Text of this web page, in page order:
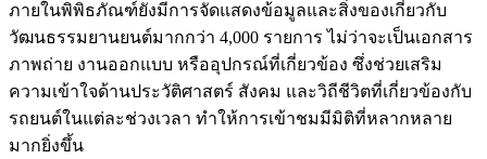
ภายในพิพิธภัณฑ์ยังมีการจัดแสดงข้อมูลและสิ่งของเกี่ยวกับ
วัฒนธรรมยานยนต์มากกว่า 4,000 รายการ ไม่ว่าจะเป็นเอกสาร
ภาพถ่าย งานออกแบบ หรืออุปกรณ์ที่เกี่ยวข้อง ซึ่งช่วยเสริม
ความเข้าใจด้านประวัติศาสตร์ สังคม และวิถีชีวิตที่เกี่ยวข้องกับ
รถยนต์ในแต่ละช่วงเวลา ทำให้การเข้าชมมีมิติที่หลากหลาย
มากยิ่งขึ้น